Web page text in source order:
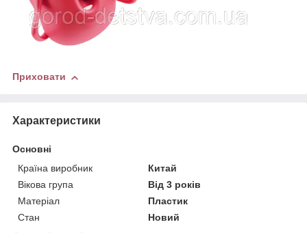
Приховати
Характеристики
Основні
Країна виробник
Китай
Вікова група
Від 3 років
Матеріал
Пластик
Стан
Новий